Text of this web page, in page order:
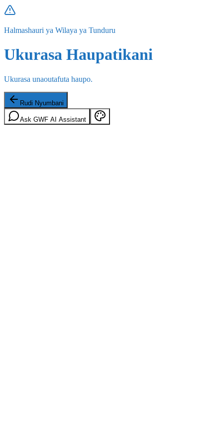
Halmashauri ya Wilaya ya Tunduru
Ukurasa Haupatikani
Ukurasa unaoutafuta haupo.
Rudi Nyumbani
Ask GWF AI Assistant